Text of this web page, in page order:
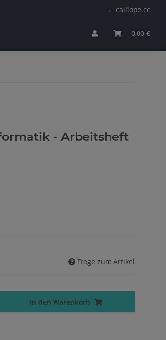
← calliope.cc
0,00 €
- Arbeitsheft
Frage zum Artikel
In den Warenkorb